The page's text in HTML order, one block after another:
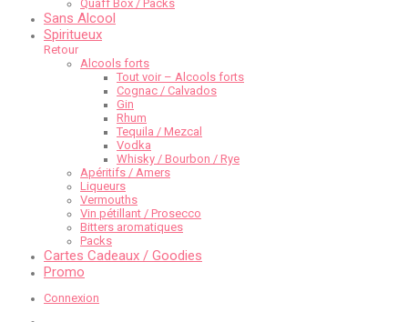
Quaff Box / Packs
Sans Alcool
Spiritueux
Retour
Alcools forts
Tout voir – Alcools forts
Cognac / Calvados
Gin
Rhum
Tequila / Mezcal
Vodka
Whisky / Bourbon / Rye
Apéritifs / Amers
Liqueurs
Vermouths
Vin pétillant / Prosecco
Bitters aromatiques
Packs
Cartes Cadeaux / Goodies
Promo
Connexion